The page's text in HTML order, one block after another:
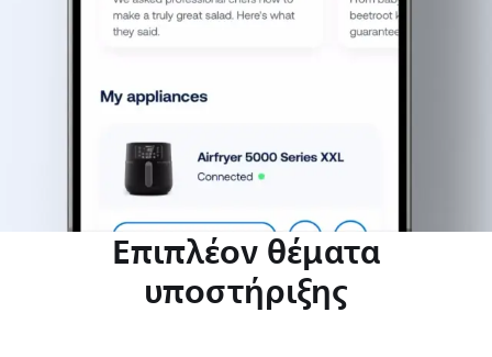
Επιπλέον θέματα
υποστήριξης